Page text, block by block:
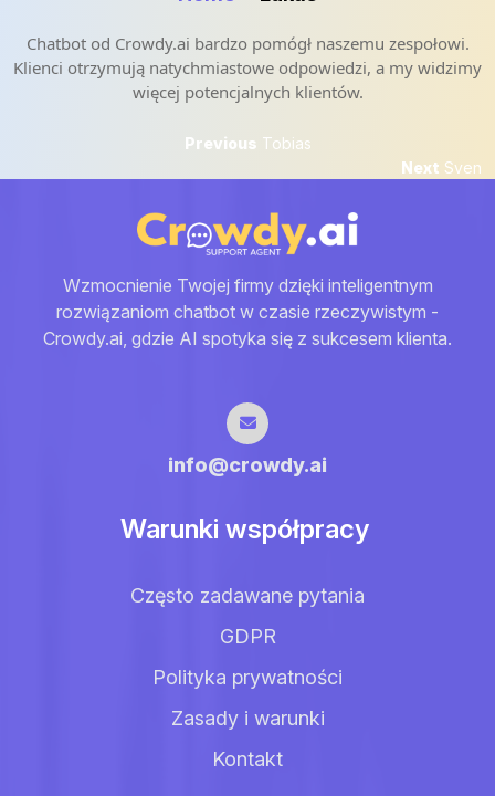
Chatbot od Crowdy.ai bardzo pomógł naszemu zespołowi.
Klienci otrzymują natychmiastowe odpowiedzi, a my widzimy
więcej potencjalnych klientów.
wpisu
Previous Previous
Tobias
Next Next
Sven
Wzmocnienie Twojej firmy dzięki inteligentnym
rozwiązaniom chatbot w czasie rzeczywistym -
Crowdy.ai, gdzie AI spotyka się z sukcesem klienta.
info@crowdy.ai
Warunki współpracy
Często zadawane pytania
GDPR
Polityka prywatności
Zasady i warunki
Kontakt